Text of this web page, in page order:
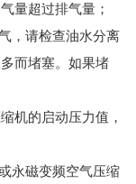
量超过排气量；
，请检查油水分离
而堵塞。如果堵
机的启动压力值，
永磁变频空气压缩